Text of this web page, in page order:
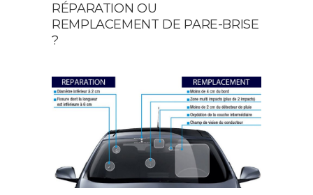
This
field
should
left
blank
RÉPARATION OU
REMPLACEMENT DE PARE-BRISE
?